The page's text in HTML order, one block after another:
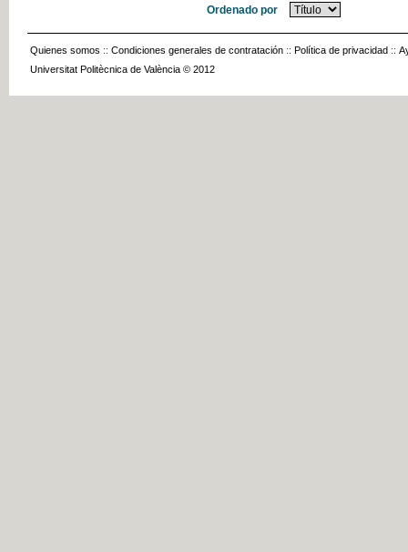
Ordenado por
Quienes somos :: Condiciones generales de contratación :: Política de privacidad ::
Universitat Politècnica de València © 2012